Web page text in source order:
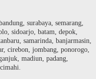
surabaya, semarang,
sidoarjo, batam, depok,
samarinda, banjarmasin,
cirebon, jombang, ponorogo,
madiun, padang,